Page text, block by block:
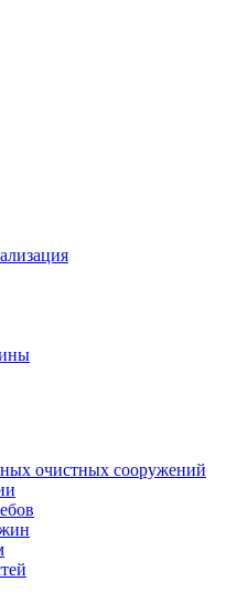
очистных сооружений